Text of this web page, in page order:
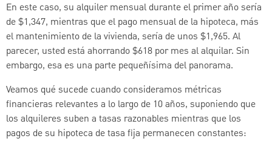
En este caso, su alquiler mensual durante el primer año sería
de $1,347, mientras que el pago mensual de la hipoteca, más
el mantenimiento de la vivienda, sería de unos $1,965. Al
parecer, usted está ahorrando $618 por mes al alquilar. Sin
embargo, esa es una parte pequeñísima del panorama.
Veamos qué sucede cuando consideramos métricas
financieras relevantes a lo largo de 10 años, suponiendo que
los alquileres suben a tasas razonables mientras que los
pagos de su hipoteca de tasa fija permanecen constantes: